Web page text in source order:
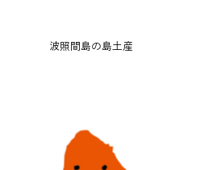
波照間島の島土産